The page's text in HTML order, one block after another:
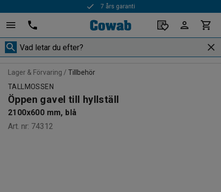
7 års garanti
Lager & Förvaring
Tillbehör
TALLMOSSEN
Öppen gavel till hyllställ
2100x600 mm, blå
Art. nr: 74312